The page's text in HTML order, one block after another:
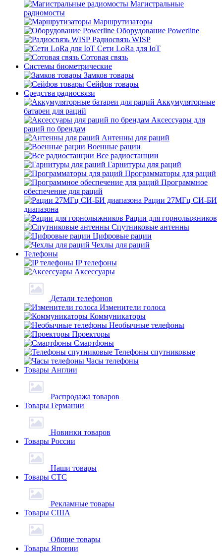
Магистральные
радиомосты
Маршрутизаторы
Оборудование Powerline
Радиосвязь WISP
Сети LoRa для IoT
Сотовая связь
Системы биометрические
Замков товары
Сейфов товары
Средства радиосвязи
Аккумуляторные
батареи для раций
Аксессуары для
раций по брендам
Антенны для раций
Военные рации
Все радиостанции
Гарнитуры для раций
Программаторы для раций
Программное
обеспечение для раций
Рации 27МГц СИ-БИ
диапазона
Рации для горнолыжников
Спутниковые антенны
Цифровые рации
Чехлы для раций
Телефоны
IP телефоны
Аксессуары
Детали телефонов
Изменители голоса
Коммуникаторы
Необычные телефоны
Проекторы
Смартфоны
Телефоны спутниковые
Часы телефоны
Товары Англии
Распродажа товаров
Товары Германии
Новинки товаров
Товары России
Наши товары
Товары СТС
Рекламные товары
Товары США
Общие товары
Товары Японии